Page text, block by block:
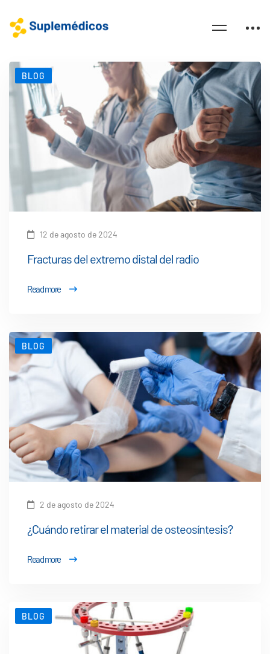
BLOG
12 de agosto de 2024
Fracturas del extremo distal del radio
Read more
BLOG
2 de agosto de 2024
¿Cuándo retirar el material de osteosíntesis?
Read more
BLOG